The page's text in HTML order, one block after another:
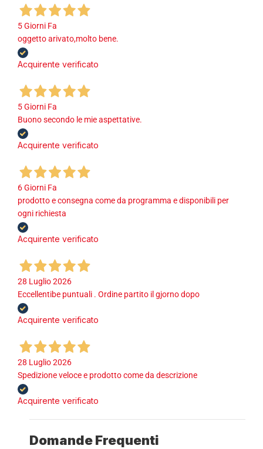
5 Giorni Fa
oggetto arivato,molto bene.
Acquirente verificato
5 Giorni Fa
Buono secondo le mie aspettative.
Acquirente verificato
6 Giorni Fa
prodotto e consegna come da programma e disponibili per
ogni richiesta
Acquirente verificato
28 Luglio 2026
Eccellentibe puntuali . Ordine partito il gjorno dopo
Acquirente verificato
28 Luglio 2026
Spedizione veloce e prodotto come da descrizione
Acquirente verificato
Domande Frequenti